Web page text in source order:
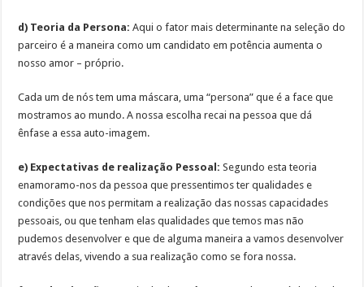
d) Teoria da Persona: Aqui o fator mais determinante na seleção do
parceiro é a maneira como um candidato em potência aumenta o
nosso amor – próprio.
Cada um de nós tem uma máscara, uma “persona” que é a face que
mostramos ao mundo. A nossa escolha recai na pessoa que dá
ênfase a essa auto-imagem.
e) Expectativas de realização Pessoal: Segundo esta teoria
enamoramo-nos da pessoa que pressentimos ter qualidades e
condições que nos permitam a realização das nossas capacidades
pessoais, ou que tenham elas qualidades que temos mas não
pudemos desenvolver e que de alguma maneira a vamos desenvolver
através delas, vivendo a sua realização como se fora nossa.